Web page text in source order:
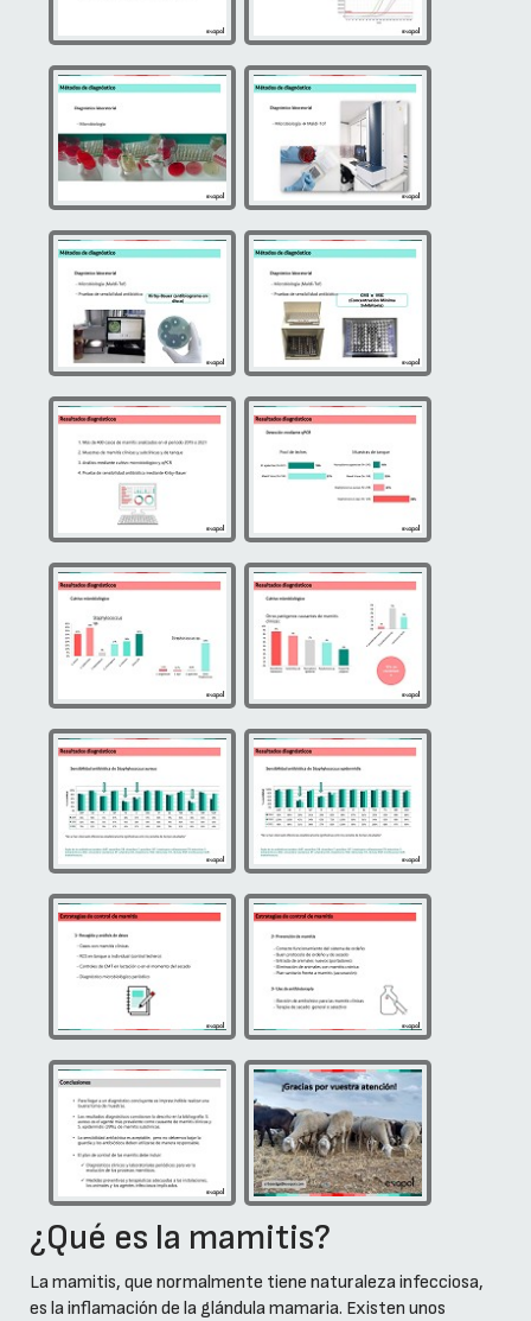
¿Qué es la mamitis?
La mamitis, que normalmente tiene naturaleza infecciosa,
es la inflamación de la glándula mamaria. Existen unos